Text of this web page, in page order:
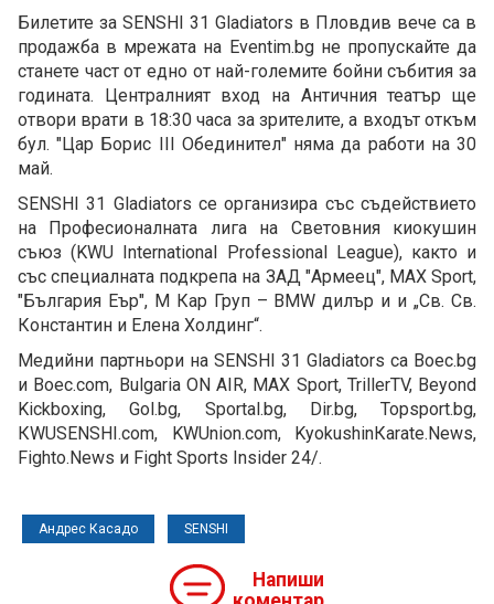
Билетите за SENSHI 31 Gladiators в Пловдив вече са в
продажба в мрежата на Eventim.bg не пропускайте да
станете част от едно от най-големите бойни събития за
годината. Централният вход на Античния театър ще
отвори врати в 18:30 часа за зрителите, а входът откъм
бул. "Цар Борис III Обединител" няма да работи на 30
май.
SENSHI 31 Gladiators се организира със съдействието
на Професионалната лига на Световния киокушин
съюз (KWU International Professional League), както и
със специалната подкрепа на ЗАД "Армеец", MAX Sport,
"България Еър", М Кар Груп – BMW дилър и и „Св. Св.
Константин и Елена Холдинг“.
Медийни партньори на SENSHI 31 Gladiators са Boec.bg
и Boec.com, Bulgaria ON AIR, MAX Sport, TrillerTV, Beyond
Kickboxing, Gol.bg, Sportal.bg, Dir.bg, Topsport.bg,
КWUSENSHI.com, KWUnion.com, KyokushinКarate.News,
Fighto.News и Fight Sports Insider 24/.
Андрес Касадо SENSHI
Напиши